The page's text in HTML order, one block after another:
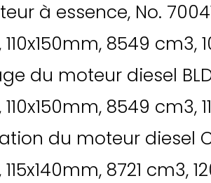
à essence, No.
110x150mm, 8549 cm3,
du moteur diesel
110x150mm, 8549 cm3,
du moteur diesel
8721 cm3,